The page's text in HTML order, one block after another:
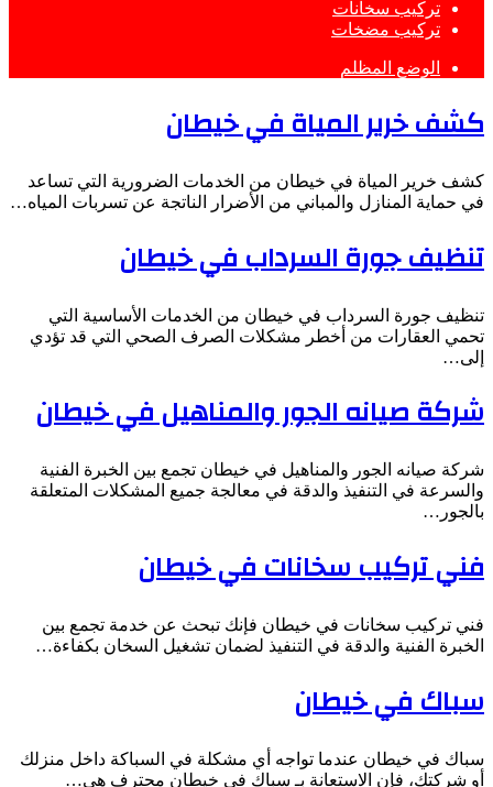
تركيب سخانات
تركيب مضخات
الوضع المظلم
كشف خرير المياة في خيطان
كشف خرير المياة في خيطان من الخدمات الضرورية التي تساعد
في حماية المنازل والمباني من الأضرار الناتجة عن تسربات المياه…
تنظيف جورة السرداب في خيطان
تنظيف جورة السرداب في خيطان من الخدمات الأساسية التي
تحمي العقارات من أخطر مشكلات الصرف الصحي التي قد تؤدي
إلى…
شركة صيانه الجور والمناهيل في خيطان
شركة صيانه الجور والمناهيل في خيطان تجمع بين الخبرة الفنية
والسرعة في التنفيذ والدقة في معالجة جميع المشكلات المتعلقة
بالجور…
فني تركيب سخانات في خيطان
فني تركيب سخانات في خيطان فإنك تبحث عن خدمة تجمع بين
الخبرة الفنية والدقة في التنفيذ لضمان تشغيل السخان بكفاءة…
سباك في خيطان
سباك في خيطان عندما تواجه أي مشكلة في السباكة داخل منزلك
أو شركتك، فإن الاستعانة بـ سباك في خيطان محترف هي…